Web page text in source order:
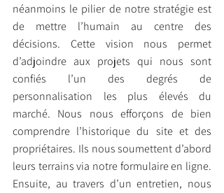
néanmoins le pilier de notre stratégie est
de mettre l’humain au centre des
décisions. Cette vision nous permet
d’adjoindre aux projets qui nous sont
confiés l’un des degrés de
personnalisation les plus élevés du
marché. Nous nous efforçons de bien
comprendre l’historique du site et des
propriétaires. Ils nous soumettent d’abord
leurs terrains via notre formulaire en ligne.
Ensuite, au travers d’un entretien, nous